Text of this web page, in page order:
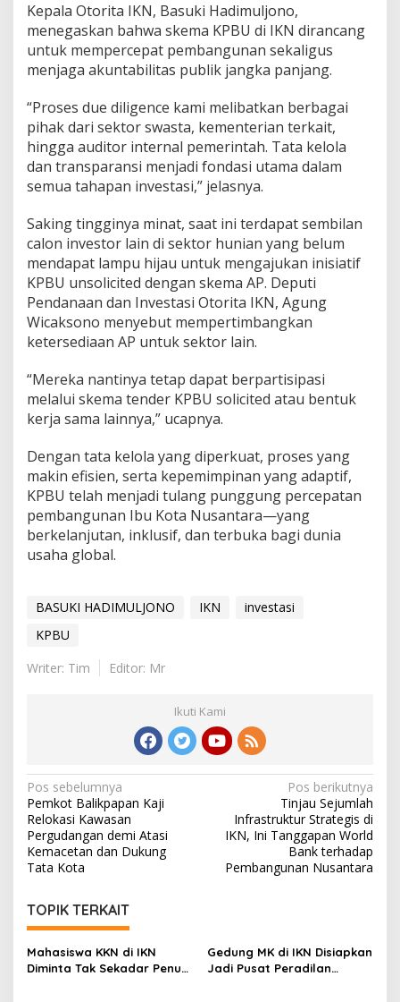
Kepala Otorita IKN, Basuki Hadimuljono,
menegaskan bahwa skema KPBU di IKN dirancang
untuk mempercepat pembangunan sekaligus
menjaga akuntabilitas publik jangka panjang.
“Proses due diligence kami melibatkan berbagai
pihak dari sektor swasta, kementerian terkait,
hingga auditor internal pemerintah. Tata kelola
dan transparansi menjadi fondasi utama dalam
semua tahapan investasi,” jelasnya.
Saking tingginya minat, saat ini terdapat sembilan
calon investor lain di sektor hunian yang belum
mendapat lampu hijau untuk mengajukan inisiatif
KPBU unsolicited dengan skema AP. Deputi
Pendanaan dan Investasi Otorita IKN, Agung
Wicaksono menyebut mempertimbangkan
ketersediaan AP untuk sektor lain.
“Mereka nantinya tetap dapat berpartisipasi
melalui skema tender KPBU solicited atau bentuk
kerja sama lainnya,” ucapnya.
Dengan tata kelola yang diperkuat, proses yang
makin efisien, serta kepemimpinan yang adaptif,
KPBU telah menjadi tulang punggung percepatan
pembangunan Ibu Kota Nusantara—yang
berkelanjutan, inklusif, dan terbuka bagi dunia
usaha global.
BASUKI HADIMULJONO IKN
investasi
KPBU
Writer: Tim
Editor: Mr
Ikuti Kami
Navigasi
pos
Pos sebelumnya
Pemkot Balikpapan Kaji
Relokasi Kawasan
Pergudangan demi Atasi
Kemacetan dan Dukung
Tata Kota
Pos berikutnya
Tinjau Sejumlah
Infrastruktur Strategis di
IKN, Ini Tanggapan World
Bank terhadap
Pembangunan Nusantara
TOPIK TERKAIT
Mahasiswa KKN di IKN
Diminta Tak Sekadar Penuhi
Gedung MK di IKN Disiapkan
Jadi Pusat Peradilan